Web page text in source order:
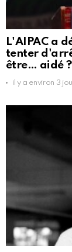
L'AIPAC a
tenter
être… aidé ?
il y a environ 3